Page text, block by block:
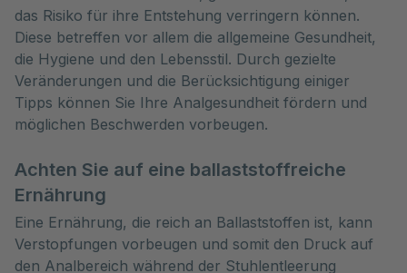
das Risiko für ihre Entstehung verringern können.
Diese betreffen vor allem die allgemeine Gesundheit,
die Hygiene und den Lebensstil. Durch gezielte
Veränderungen und die Berücksichtigung einiger
Tipps können Sie Ihre Analgesundheit fördern und
möglichen Beschwerden vorbeugen.
Achten Sie auf eine ballaststoffreiche
Ernährung
Eine Ernährung, die reich an Ballaststoffen ist, kann
Verstopfungen vorbeugen und somit den Druck auf
den Analbereich während der Stuhlentleerung